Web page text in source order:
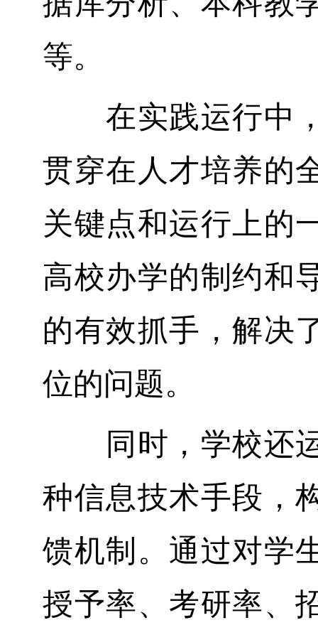
等。
在实践运行中，
贯穿在人才培养的
关键点和运行上的
高校办学的制约和
的有效抓手，解决
位的问题。
同时，学校还运
种信息技术手段，
馈机制。通过对学
授予率、考研率、